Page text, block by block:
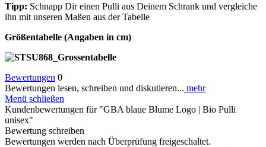
Tipp: Schnapp Dir einen Pulli aus Deinem Schrank und vergleiche
ihn mit unseren Maßen aus der Tabelle
Größentabelle (Angaben in cm)
Bewertungen 0
Bewertungen lesen, schreiben und diskutieren... mehr
Menü schließen
Kundenbewertungen für "GBA blaue Blume Logo | Bio Pulli
unisex"
Bewertung schreiben
Bewertungen werden nach Überprüfung freigeschaltet.